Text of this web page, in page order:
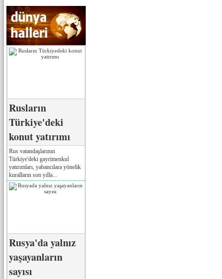
Rusların
Türkiye'deki
konut yatırımı
Rus vatandaşlarının
Türkiye'deki gayrimenkul
yatırımları, yabancılara yönelik
kuralların son yılla...
Rusya'da yalnız
yaşayanların
sayısı